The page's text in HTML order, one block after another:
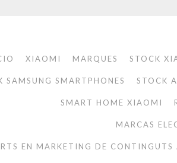
XIAOMI MARQUES STOCK
SAMSUNG SMARTPHONES STOCK
SMART HOME XIAOMI
MARCAS
EN MARKETING DE CONTINGUTS